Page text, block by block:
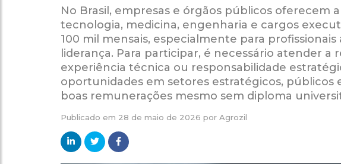
No Brasil, empresas e órgãos públicos oferecem
tecnologia, medicina, engenharia e cargos
100 mil mensais, especialmente para
liderança. Para participar, é necessário atender a
experiência técnica ou responsabilidade
oportunidades em setores estratégicos, públicos
boas remunerações mesmo sem diploma
Publicado em 28 de maio de 2026 por Agrozil